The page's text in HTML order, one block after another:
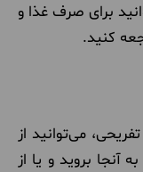
برای صرف غذا و
کنید.
می‌توانید از
آنجا بروید و یا از